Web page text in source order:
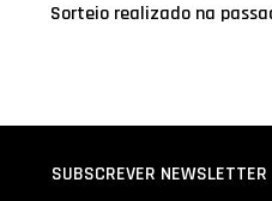
Sorteio realizado na
SUBSCREVER NEWSLETTER